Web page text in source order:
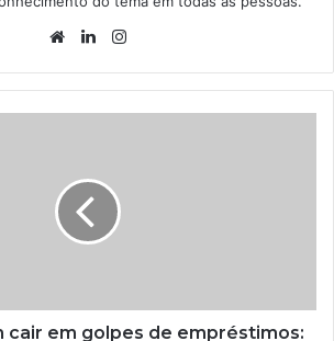
WebsiteLinkedin
cair em golpes de empréstimos: